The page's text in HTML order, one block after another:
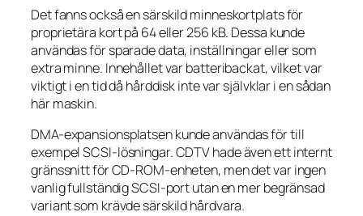
Det fanns också en särskild minneskortplats för
proprietära kort på 64 eller 256 kB. Dessa kunde
användas för sparade data, inställningar eller som
extra minne. Innehållet var batteribackat, vilket var
viktigt i en tid då hårddisk inte var självklar i en sådan
här maskin.
DMA-expansionsplatsen kunde användas för till
exempel SCSI-lösningar. CDTV hade även ett internt
gränssnitt för CD-ROM-enheten, men det var ingen
vanlig fullständig SCSI-port utan en mer begränsad
variant som krävde särskild hårdvara.